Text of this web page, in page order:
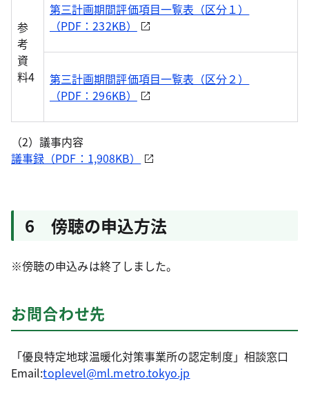
参
考
資
料4
第三計画期間評価項目一覧表（区分１）
（PDF：232KB）
第三計画期間評価項目一覧表（区分２）
（PDF：296KB）
（2）議事内容
議事録（PDF：1,908KB）
6 傍聴の申込方法
※傍聴の申込みは終了しました。
お問合わせ先
「優良特定地球温暖化対策事業所の認定制度」相談窓口
Email:toplevel@ml.metro.tokyo.jp